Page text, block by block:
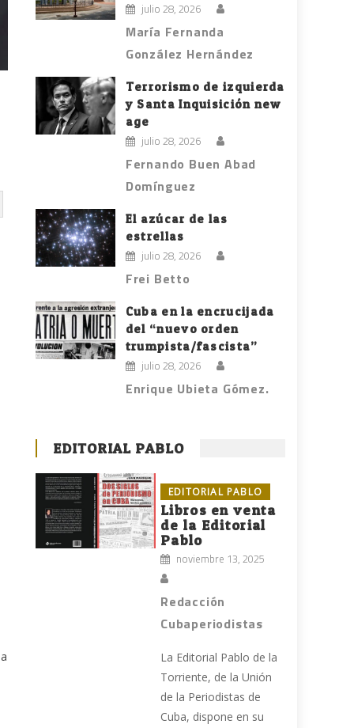
julio 28, 2026
María Fernanda
González Hernández
Terrorismo de izquierda
y Santa Inquisición new
age
julio 28, 2026
Fernando Buen Abad
Domínguez
El azúcar de las
estrellas
julio 28, 2026
Frei Betto
Cuba en la encrucijada
del “nuevo orden
trumpista/fascista”
julio 28, 2026
Enrique Ubieta Gómez.
EDITORIAL PABLO
EDITORIAL PABLO
Libros en venta
de la Editorial
Pablo
noviembre 13, 2025
Redacción
Cubaperiodistas
La Editorial Pablo de la
Torriente, de la Unión
de la Periodistas de
Cuba, dispone en su